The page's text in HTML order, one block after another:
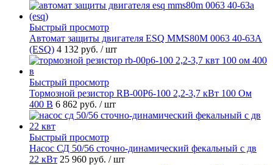
Быстрый просмотр
Автомат защиты двигателя ESQ MMS80M 0063 40-63А
(ESQ) 4 132 руб. / шт
Быстрый просмотр
Тормозной резистор RB-00P6-100 2,2-3,7 кВт 100 Ом
400 В 6 862 руб. / шт
Быстрый просмотр
Насос СД 50/56 сточно-динамический фекальный с дв
22 кВт 25 960 руб. / шт